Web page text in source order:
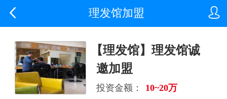

 理发馆加盟
【理发馆】理发馆诚
邀加盟
投资金额： 10~20万